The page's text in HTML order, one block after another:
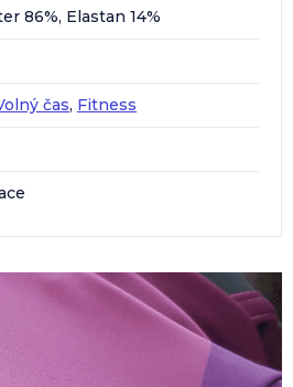
86%, Elastan 14%
čas, Fitness